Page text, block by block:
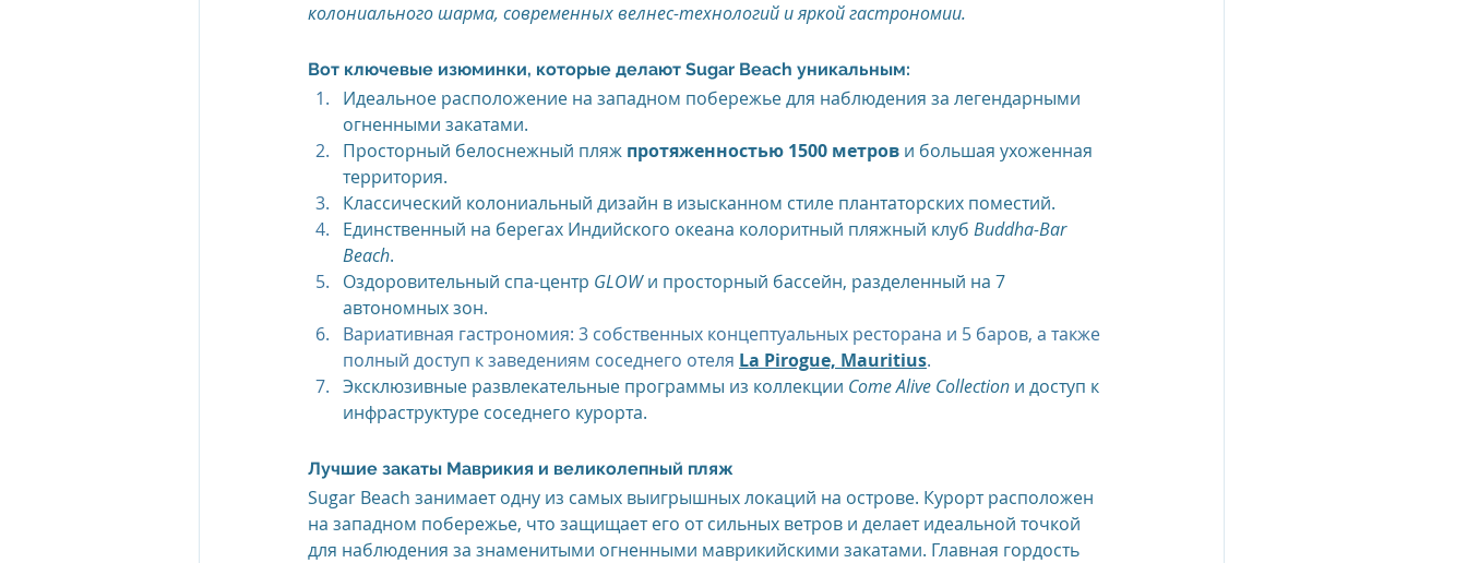
The Oberoi Beach Resort Mauritius
The Oberoi Dubai, UAE The Oberoi Philae, Egypt The Oberoi Sahl Hasheesh, Egypt The Oberoi Zahra, Egypt
The Oberoi, Marrakech InterContinental Phuket Resort
Al Zorah Beach Resort Sun Resorts
колониального шарма, современных велнес-технологий и яркой гастрономии.
Вот ключевые изюминки, которые делают Sugar Beach уникальным:
Идеальное расположение на западном побережье для наблюдения за легендарными
огненными закатами.
Просторный белоснежный пляж протяженностью 1500 метров и большая ухоженная
территория.
Классический колониальный дизайн в изысканном стиле плантаторских поместий.
Единственный на берегах Индийского океана колоритный пляжный клуб Buddha-Bar
Beach.
Оздоровительный спа-центр GLOW и просторный бассейн, разделенный на 7
автономных зон.
Вариативная гастрономия: 3 собственных концептуальных ресторана и 5 баров, а также
полный доступ к заведениям соседнего отеля La Pirogue, Mauritius.
Эксклюзивные развлекательные программы из коллекции Come Alive Collection и доступ к
инфраструктуре соседнего курорта.
Лучшие закаты Маврикия и великолепный пляж
Sugar Beach занимает одну из самых выигрышных локаций на острове. Курорт расположен
на западном побережье, что защищает его от сильных ветров и делает идеальной точкой
для наблюдения за знаменитыми огненными маврикийскими закатами. Главная гордость